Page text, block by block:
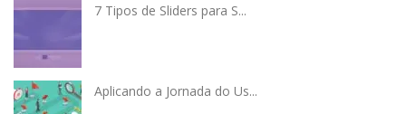
7 Tipos de Sliders para S...
Aplicando a Jornada do Us...